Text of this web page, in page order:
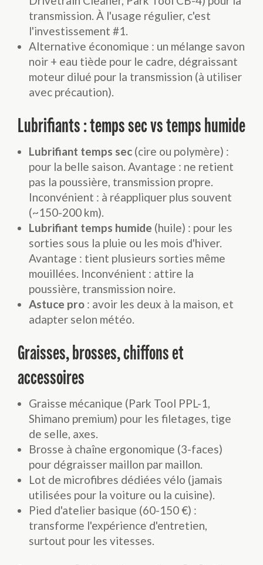
transmission. À l'usage régulier, c'est
l'investissement #1.
Alternative économique : un mélange savon
noir + eau tiède pour le cadre, dégraissant
moteur dilué pour la transmission (à utiliser
avec précaution).
Lubrifiants : temps sec vs temps humide
Lubrifiant temps sec (cire ou polymère) :
pour la belle saison. Avantage : ne retient
pas la poussière, transmission propre.
Inconvénient : à réappliquer plus souvent
(~150-200 km).
Lubrifiant temps humide (huile) : pour les
sorties sous la pluie ou les mois d'hiver.
Avantage : tient plusieurs sorties même
mouillées. Inconvénient : attire la
poussière, transmission noire.
Astuce pro : avoir les deux à la maison, et
adapter selon météo.
Graisses, brosses, chiffons et
accessoires
Graisse mécanique (Park Tool PPL-1,
Shimano premium) pour les filetages, tige
de selle, axes.
Brosse à chaîne ergonomique (3-faces)
pour dégraisser maillon par maillon.
Lot de microfibres dédiées vélo (jamais
utilisées pour la voiture ou la cuisine).
Pied d'atelier basique (60-150 €) :
transforme l'expérience d'entretien,
surtout pour les vitesses.